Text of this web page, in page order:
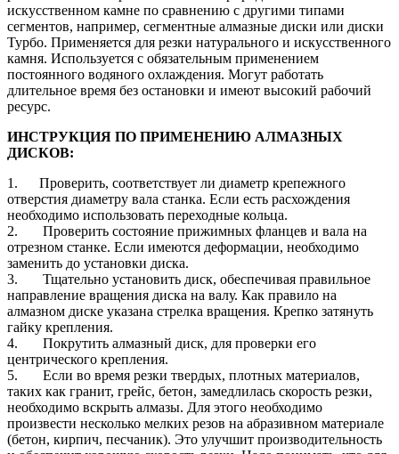
искусственном камне по сравнению с другими типами
сегментов, например, сегментные алмазные диски или диски
Турбо. Применяется для резки натурального и искусственного
камня. Используется с обязательным применением
постоянного водяного охлаждения. Могут работать
длительное время без остановки и имеют высокий рабочий
ресурс.
ИНСТРУКЦИЯ ПО ПРИМЕНЕНИЮ АЛМАЗНЫХ
ДИСКОВ:
1. Проверить, соответствует ли диаметр крепежного
отверстия диаметру вала станка. Если есть расхождения
необходимо использовать переходные кольца.
2. Проверить состояние прижимных фланцев и вала на
отрезном станке. Если имеются деформации, необходимо
заменить до установки диска.
3. Тщательно установить диск, обеспечивая правильное
направление вращения диска на валу. Как правило на
алмазном диске указана стрелка вращения. Крепко затянуть
гайку крепления.
4. Покрутить алмазный диск, для проверки его
центрического крепления.
5. Если во время резки твердых, плотных материалов,
таких как гранит, грейс, бетон, замедлилась скорость резки,
необходимо вскрыть алмазы. Для этого необходимо
произвести несколько мелких резов на абразивном материале
(бетон, кирпич, песчаник). Это улучшит производительность